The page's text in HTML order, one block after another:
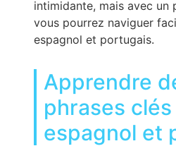
intimidante, mais avec un
vous pourrez naviguer
espagnol et portugais.
Apprendre
phrases clés
espagnol et